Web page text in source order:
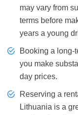
may vary from
terms before
years a young
Booking a long-
you make
day prices.
Reserving a
Lithuania is a